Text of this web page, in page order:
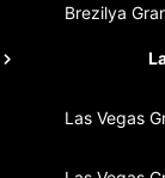
Brezilya
Las Vegas